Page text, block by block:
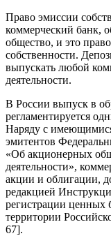
Право эмиссии
коммерческий банк,
общество, и это
собственности.
выпускать любой
деятельности.
В России выпуск в
регламентируется
Наряду с
эмитентов
«Об акционерных
деятельности»,
акции и облигации,
редакцией
регистрации ценных
территории
67].